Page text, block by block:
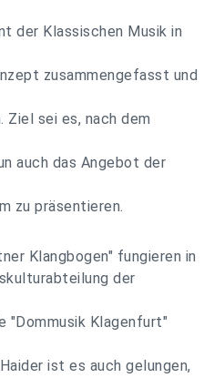
der Klassischen Musik in
zusammengefasst und
sei es, nach dem
auch das Angebot der
zu präsentieren.
Klangbogen" fungieren in
der
"Dommusik Klagenfurt"
ist es auch gelungen,